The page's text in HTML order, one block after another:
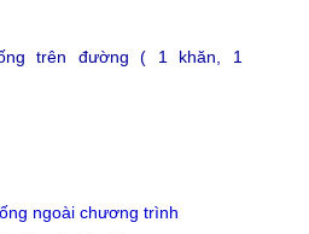
trên đường ( 1 khăn, 1
ngoài chương trình